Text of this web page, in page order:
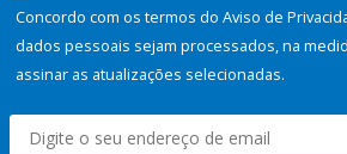
Concordo com os termos do Aviso de
dados pessoais sejam processados, na
assinar as atualizações selecionadas.